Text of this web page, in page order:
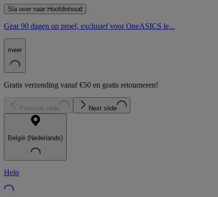
Sla over naar Hoofdinhoud
Gear 90 dagen op proef, exclusief voor OneASICS le...
meer
Gratis verzending vanaf €50 en gratis retourneren!
Previous slide Next slide
België (Nederlands)
Help